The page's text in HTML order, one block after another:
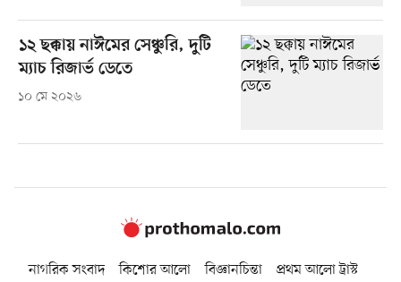
১২ ছক্কায় নাঈমের সেঞ্চুরি, দুটি
ম্যাচ রিজার্ভ ডেতে
১০ মে ২০২৬
নাগরিক সংবাদ কিশোর আলো বিজ্ঞানচিন্তা
প্রথম আলো ট্রাস্ট